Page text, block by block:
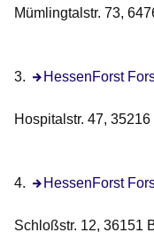
Mümlingtalstr. 73,
3. HessenForst
Öffnet sich in
Hospitalstr. 47,
4. HessenForst
Schloßstr. 12, 36151